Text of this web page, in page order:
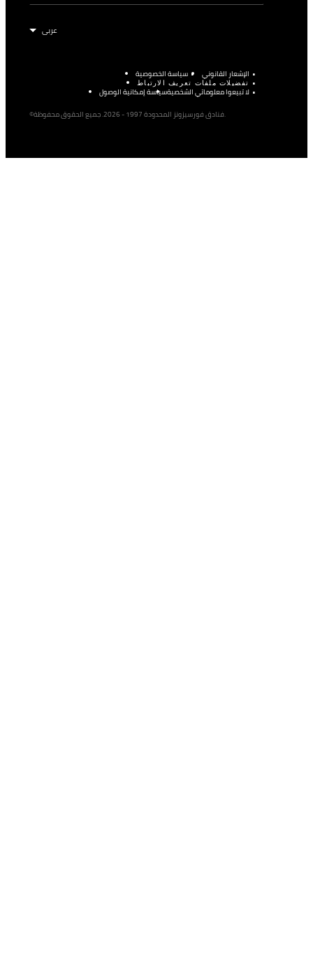
الإشعار القانوني سياسة الخصوصية
تفضيلات ملفات تعريف الارتباط
لا تبيعوا معلوماتي الشخصيةسياسة إمكانية الوصول
©فنادق فورسيزونز المحدودة 1997 - 2026. جميع الحقوق محفوظة.